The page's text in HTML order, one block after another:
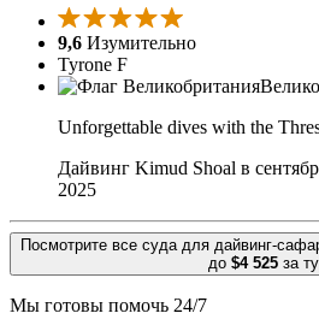
9,6 Изумительно
Tyrone F
Unforgettable dives with the
Дайвинг Kimud Shoal в
2025
Посмотрите все суда для дайвинг-
до $4 525за
Мы готовы помочь 24/7